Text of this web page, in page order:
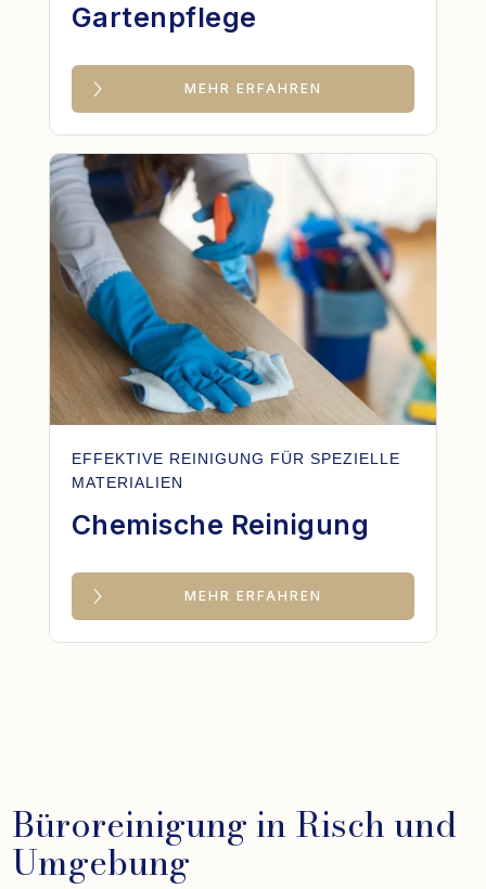
Gartenpflege
MEHR ERFAHREN
EFFEKTIVE REINIGUNG FÜR SPEZIELLE
MATERIALIEN
Chemische Reinigung
MEHR ERFAHREN
Büroreinigung in Risch und
Umgebung